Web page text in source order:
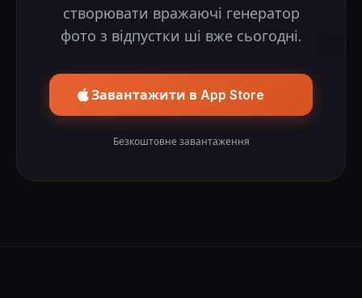
створювати вражаючі генератор
фото з відпустки ші вже сьогодні.
Завантажити в App Store
Безкоштовне завантаження